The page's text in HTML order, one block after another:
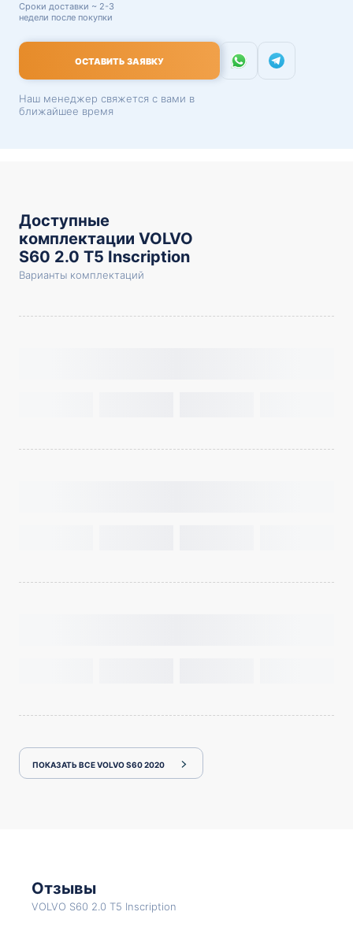
Сроки доставки ~ 2-3
недели после покупки
ОСТАВИТЬ ЗАЯВКУ
Наш менеджер свяжется с вами в
ближайшее время
Доступные
комплектации VOLVO
S60 2.0 T5 Inscription
Варианты комплектаций
ПОКАЗАТЬ ВСЕ VOLVO S60 2020
Отзывы
VOLVO S60 2.0 T5 Inscription